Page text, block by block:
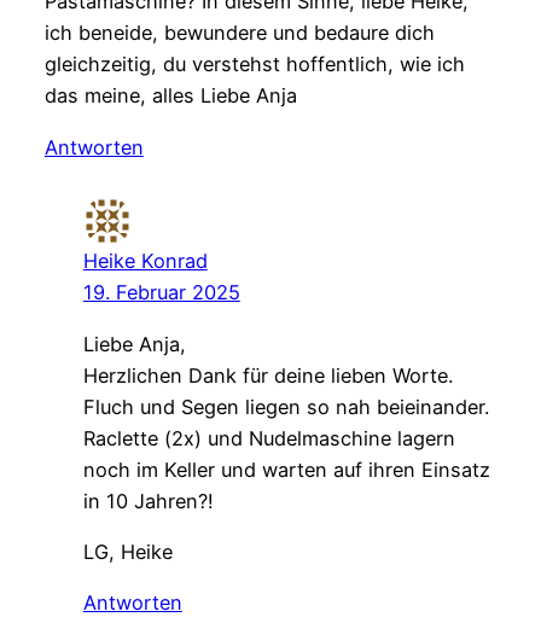
ich beneide, bewundere und bedaure dich
gleichzeitig, du verstehst hoffentlich, wie ich
das meine, alles Liebe Anja
Antworten
Heike Konrad
19. Februar 2025
Liebe Anja,
Herzlichen Dank für deine lieben Worte.
Fluch und Segen liegen so nah beieinander.
Raclette (2x) und Nudelmaschine lagern
noch im Keller und warten auf ihren Einsatz
in 10 Jahren?!
LG, Heike
Antworten